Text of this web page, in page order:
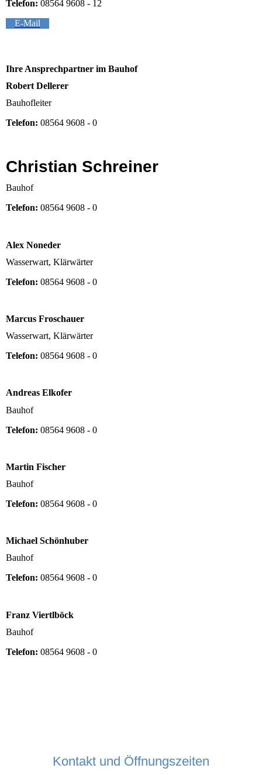
Telefon: 08564 9608 - 12
E-Mail
Ihre Ansprechpartner im Bauhof
Robert Dellerer
Bauhofleiter
Telefon: 08564 9608 - 0
Christian Schreiner
Bauhof
Telefon: 08564 9608 - 0
Alex Noneder
Wasserwart, Klärwärter
Telefon: 08564 9608 - 0
Marcus Froschauer
Wasserwart, Klärwärter
Telefon: 08564 9608 - 0
Andreas Elkofer
Bauhof
Telefon: 08564 9608 - 0
Martin Fischer
Bauhof
Telefon: 08564 9608 - 0
Michael Schönhuber
Bauhof
Telefon: 08564 9608 - 0
Franz Viertlböck
Bauhof
Telefon: 08564 9608 - 0
Kontakt und Öffnungszeiten